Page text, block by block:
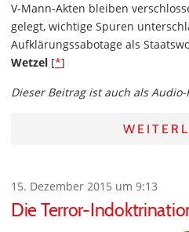
V-Mann-Akten bleiben
gelegt, wichtige Spuren
Aufklärungssabotage als
Wetzel [*]
Dieser Beitrag ist auch als
15. Dezember 2015 um 9:13
Die Terror-